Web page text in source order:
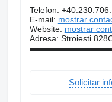
Telefon:
E-mail: mostrar
Website: mostrar
Adresa: Stroiesti
Solicitar